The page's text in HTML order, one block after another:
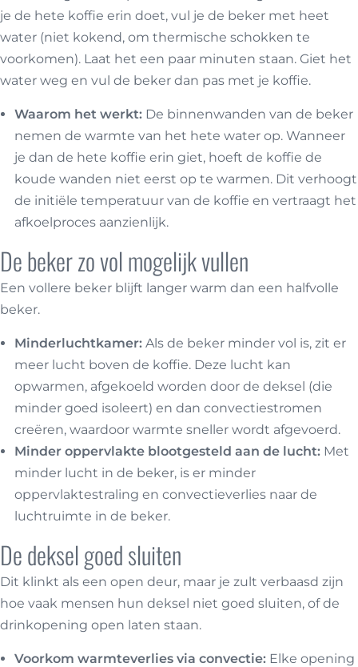
je de hete koffie erin doet, vul je de beker met heet
water (niet kokend, om thermische schokken te
voorkomen). Laat het een paar minuten staan. Giet het
water weg en vul de beker dan pas met je koffie.
Waarom het werkt: De binnenwanden van de beker
nemen de warmte van het hete water op. Wanneer
je dan de hete koffie erin giet, hoeft de koffie de
koude wanden niet eerst op te warmen. Dit verhoogt
de initiële temperatuur van de koffie en vertraagt het
afkoelproces aanzienlijk.
De beker zo vol mogelijk vullen
Een vollere beker blijft langer warm dan een halfvolle
beker.
Minderluchtkamer: Als de beker minder vol is, zit er
meer lucht boven de koffie. Deze lucht kan
opwarmen, afgekoeld worden door de deksel (die
minder goed isoleert) en dan convectiestromen
creëren, waardoor warmte sneller wordt afgevoerd.
Minder oppervlakte blootgesteld aan de lucht: Met
minder lucht in de beker, is er minder
oppervlaktestraling en convectieverlies naar de
luchtruimte in de beker.
De deksel goed sluiten
Dit klinkt als een open deur, maar je zult verbaasd zijn
hoe vaak mensen hun deksel niet goed sluiten, of de
drinkopening open laten staan.
Voorkom warmteverlies via convectie: Elke opening